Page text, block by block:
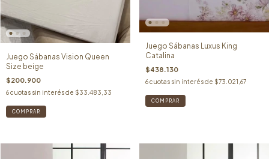
Juego Sábanas Vision Queen
Size beige
$200.900
6cuotas sin interés de $33.483,33
Juego Sábanas Luxus King
Catalina
$438.130
6 cuotas sin interés de $73.021,67